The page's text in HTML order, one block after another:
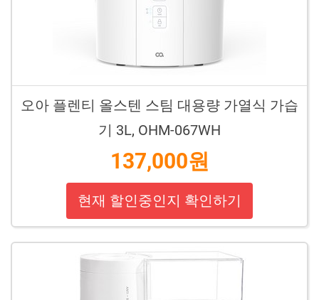
오아 플렌티 올스텐 스팀 대용량 가열식 가습
기 3L, OHM-067WH
137,000원
현재 할인중인지 확인하기